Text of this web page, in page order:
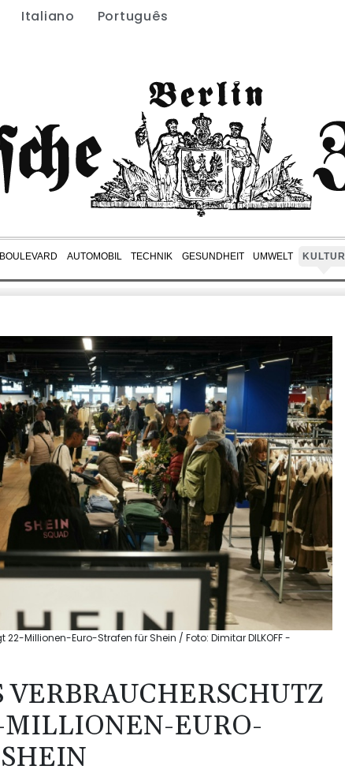
Italiano Português
BOULEVARD AUTOMOBIL TECHNIK GESUNDHEIT UMWELT KULTUR
Millionen-Euro-Strafen für Shein / Foto: Dimitar DILKOFF -
MILLIONEN-EURO-